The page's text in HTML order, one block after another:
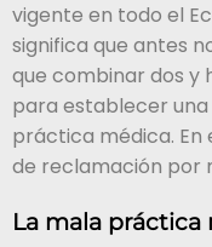
vigente en todo el
significa que antes
que combinar dos y
para establecer
práctica médica. En
de reclamación por
La mala